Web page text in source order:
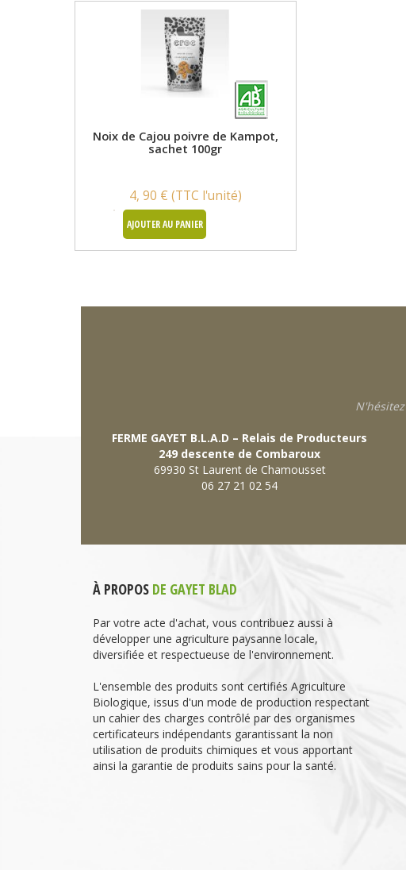
Noix de Cajou poivre de Kampot,
sachet 100gr
4, 90 € (TTC l'unité)
AJOUTER AU PANIER
FERME GAYET B.L.A.D – Relais de Producteurs
249 descente de Combaroux
69930 St Laurent de Chamousset
06 27 21 02 54
À PROPOS DE GAYET BLAD
Par votre acte d'achat, vous contribuez aussi à
développer une agriculture paysanne locale,
diversifiée et respectueuse de l'environnement.
L'ensemble des produits sont certifiés Agriculture
Biologique, issus d'un mode de production respectant
un cahier des charges contrôlé par des organismes
certificateurs indépendants garantissant la non
utilisation de produits chimiques et vous apportant
ainsi la garantie de produits sains pour la santé.